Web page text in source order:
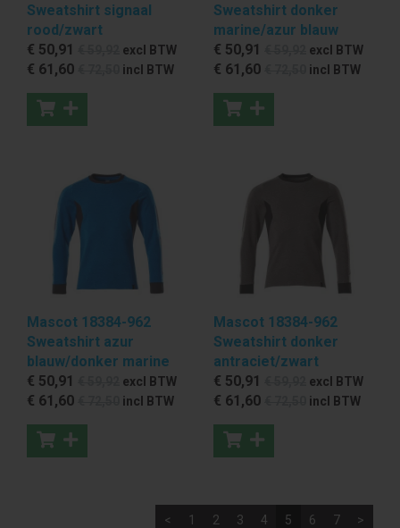
Sweatshirt signaal
rood/zwart
€ 50,91 excl BTW
€ 61 ,60 incl BTW
Sweatshirt donker
marine/azur blauw
€ 50,91 excl BTW
€ 61 ,60 incl BTW
Mascot 18384-962
Sweatshirt azur
blauw/donker marine
€ 50,91 excl BTW
€ 61 ,60 incl BTW
Mascot 18384-962
Sweatshirt donker
antraciet/zwart
€ 50,91 excl BTW
€ 61 ,60 incl BTW
< 1 2 3 4 5 6 7 >